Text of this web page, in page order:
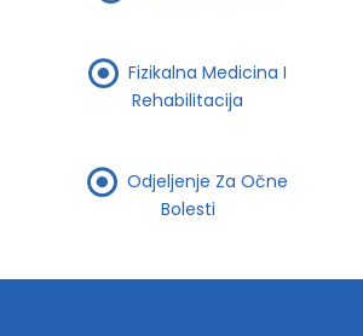
Fizikalna Medicina I
Rehabilitacija
Odjeljenje Za Očne
Bolesti